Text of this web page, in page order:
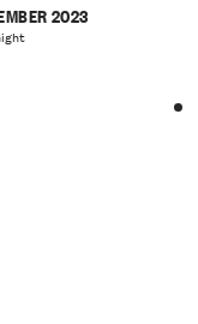
2023